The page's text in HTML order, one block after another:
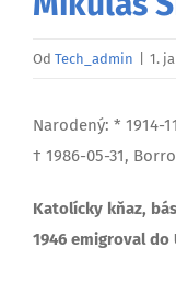
Od Tech_admin 1.
Narodený: * 1914-
† 1986-05-31,
Katolícky kňaz,
1946 emigroval do